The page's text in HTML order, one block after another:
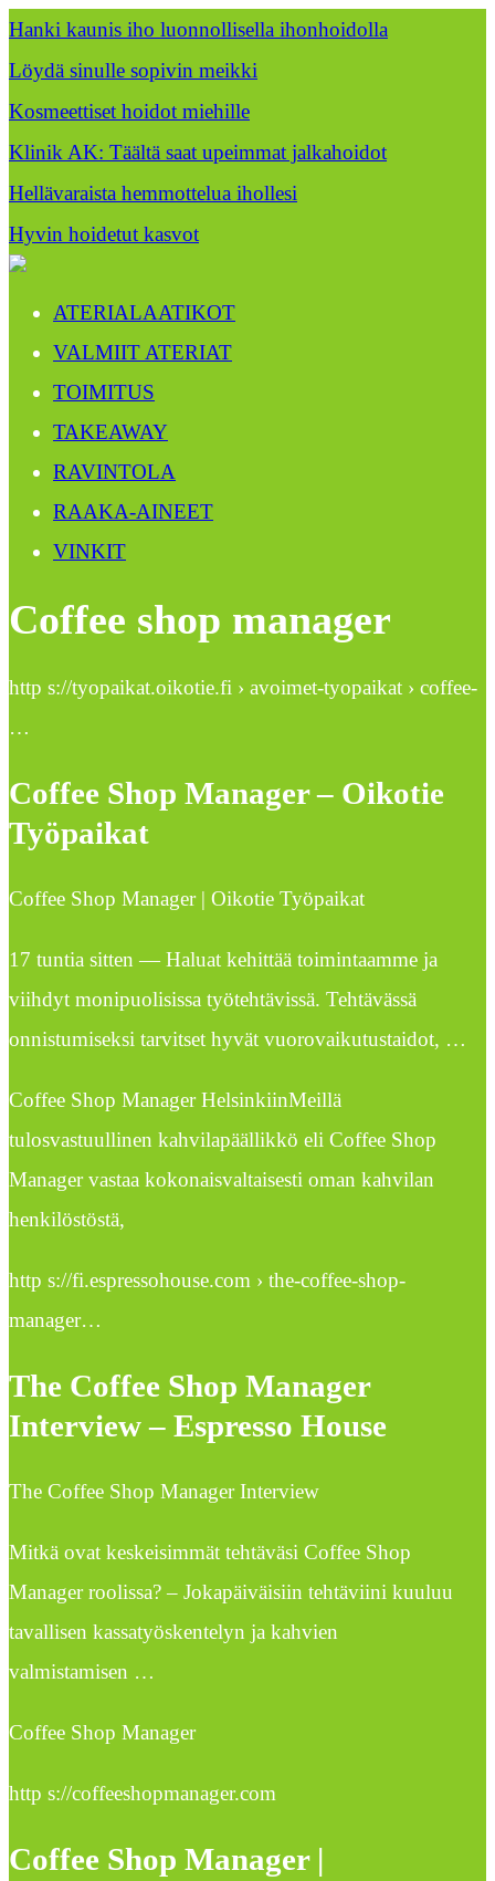
Hanki kaunis iho luonnollisella ihonhoidolla
Löydä sinulle sopivin meikki
Kosmeettiset hoidot miehille
Klinik AK: Täältä saat upeimmat jalkahoidot
Hellävaraista hemmottelua ihollesi
Hyvin hoidetut kasvot
ATERIALAATIKOT
VALMIIT ATERIAT
TOIMITUS
TAKEAWAY
RAVINTOLA
RAAKA-AINEET
VINKIT
Coffee shop manager
http s://tyopaikat.oikotie.fi › avoimet-tyopaikat › coffee-
…
Coffee Shop Manager – Oikotie
Työpaikat
Coffee Shop Manager | Oikotie Työpaikat
17 tuntia sitten — Haluat kehittää toimintaamme ja
viihdyt monipuolisissa työtehtävissä. Tehtävässä
onnistumiseksi tarvitset hyvät vuorovaikutustaidot, …
Coffee Shop Manager HelsinkiinMeillä
tulosvastuullinen kahvilapäällikkö eli Coffee Shop
Manager vastaa kokonaisvaltaisesti oman kahvilan
henkilöstöstä,
http s://fi.espressohouse.com › the-coffee-shop-
manager…
The Coffee Shop Manager
Interview – Espresso House
The Coffee Shop Manager Interview
Mitkä ovat keskeisimmät tehtäväsi Coffee Shop
Manager roolissa? – Jokapäiväisiin tehtäviini kuuluu
tavallisen kassatyöskentelyn ja kahvien
valmistamisen …
Coffee Shop Manager
http s://coffeeshopmanager.com
Coffee Shop Manager |